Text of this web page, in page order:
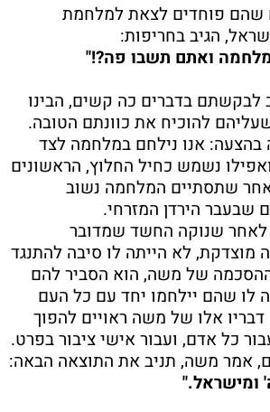
פוחדים לצאת למלחמת
הגיב בחריפות:
ואתם תשבו פה?!"
בדברים כה קשים, הבינו
שעליהם להוכיח את כוונתם הטובה.
אנו נילחם במלחמה לצד
נשמש כחיל החלוץ, הראשונים
שתסתיים המלחמה נשוב
הירדן המזרחי.
שנוקה החשד שמדובר
לא הייתה לו סיבה להתנגד
של משה, הוא הסביר להם
לו שהם יילחמו יחד עם כל העם
אלו של משה ראויים להפוך
כל אדם, ועבור אישי ציבור בפרט.
אמר משה, תניב את התוצאה הבאה:
ומישראל."